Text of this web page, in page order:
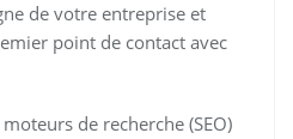
de votre entreprise et
point de contact avec
de recherche (SEO)